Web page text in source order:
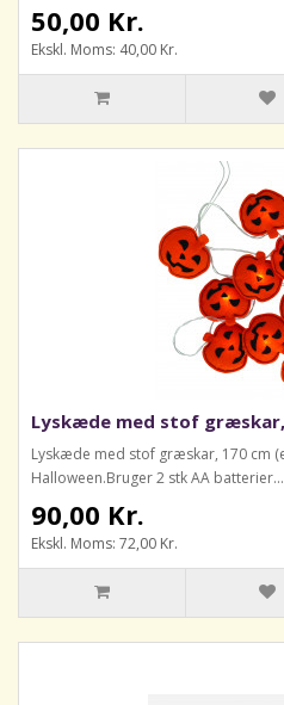
50,00 Kr.
Ekskl. Moms: 40,00 Kr.
Lyskæde med stof græskar,
Lyskæde med stof græskar, 170 cm
Halloween.Bruger 2 stk AA batterier...
90,00 Kr.
Ekskl. Moms: 72,00 Kr.